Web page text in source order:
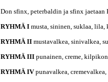
Don sfinx, peterbaldin ja sfinx jaetaan
RYHMÄ Imusta, sininen, suklaa, lila,
RYHMÄ IImustavalkea, sinivalkea,
RYHMÄ IIIpunainen, creme,
RYHMÄ IVpunavalkea,